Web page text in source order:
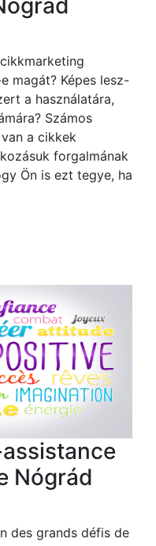
magát? Képes lesz-
a használatára,
Számos
a cikkek
forgalmának
Ön is ezt tegye, ha
Nógrád
des grands défis de